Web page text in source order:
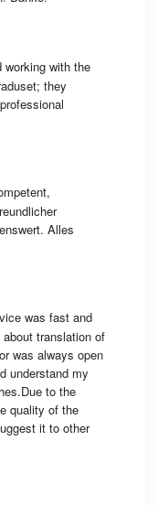
working with the
they
Alles
was fast and
translation of
was always open
understand my
to the
quality of the
it to other